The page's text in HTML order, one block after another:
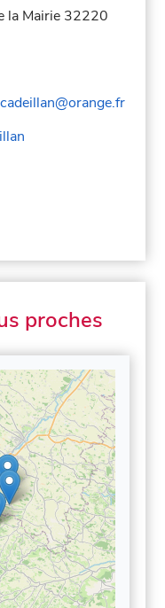
la Mairie 32220
proches